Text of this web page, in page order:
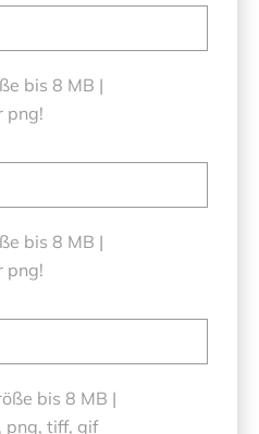
bis 8 MB |
png!
bis 8 MB |
png!
bis 8 MB |
png, tiff, gif